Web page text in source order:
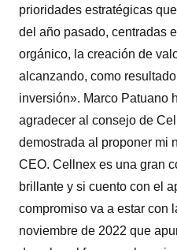
prioridades estratégicas
del año pasado, centradas
orgánico, la creación de
alcanzando, como
inversión». Marco Patuano
agradecer al consejo de
demostrada al proponer mi
CEO. Cellnex es una gran
brillante y si cuento con el
compromiso va a estar con
noviembre de 2022 que